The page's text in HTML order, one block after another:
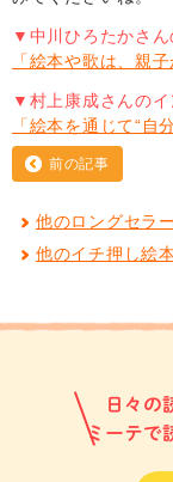
▼中川ひろたかさん
「絵本や歌は、親
▼村上康成さんのイ
「絵本を通じて“自
前の記事
他のロングセラ
他のイチ押し絵
日々の
ミーテで